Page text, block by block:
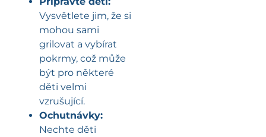
Vysvětlete jim, že si
mohou sami
grilovat a vybírat
pokrmy, což může
být pro některé
děti velmi
vzrušující.
Ochutnávky:
Nechte děti